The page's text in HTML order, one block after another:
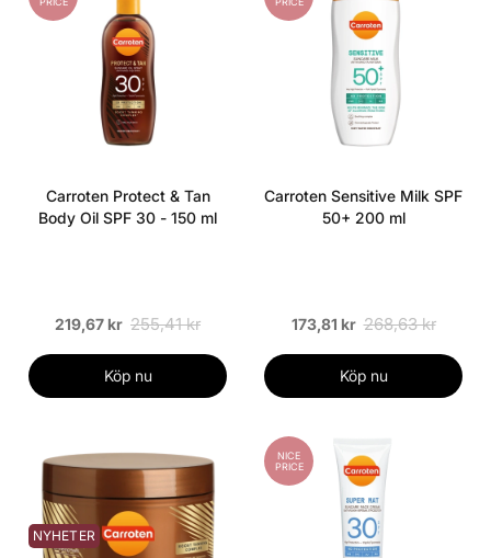
Carroten Protect & Tan
Body Oil SPF 30 - 150 ml
219,67 kr 255,41 kr
Köp nu
Carroten Sensitive Milk SPF
50+ 200 ml
173,81 kr 268,63 kr
Köp nu
NYHETER
NICE
PRICE